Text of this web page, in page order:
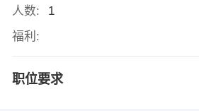
人数:
1
福利:
职位要求